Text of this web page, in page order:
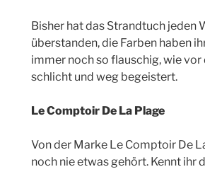
Bisher hat das Strandtuch jeden
überstanden, die Farben haben
immer noch so flauschig, wie
schlicht und weg begeistert.
Le Comptoir De La Plage
Von der Marke Le Comptoir De
noch nie etwas gehört. Kennt ihr